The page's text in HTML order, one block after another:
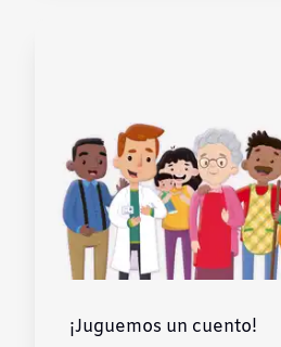
¡Juguemos un cuento!